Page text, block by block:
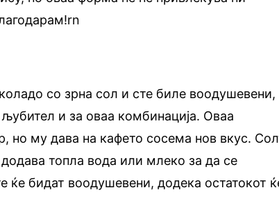
со зрна сол и сте биле воодушевени,
и за оваа комбинација. Оваа
но му дава на кафето сосема нов вкус.
топла вода или млеко за да се
ќе бидат воодушевени, додека остатокот